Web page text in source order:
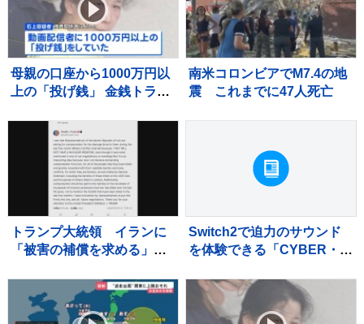
母親の口座から1000万円以
上の「投げ銭」 金銭トラブ
の娘 千葉・いすみ市
南米コロンビアでM7.4の地
震 これまでに47人死亡
トランプ大統領 イランに
「被害の補償を求める」考
Switch2で迫力のサウンド
を体験できる「CYBER・
ン」発売